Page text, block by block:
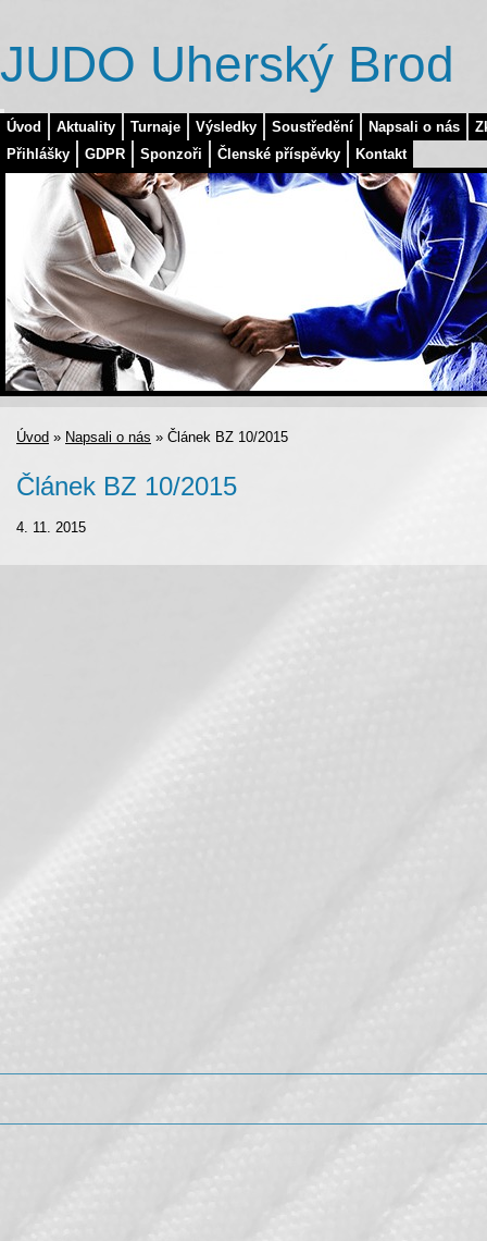
Úvod Aktuality Turnaje Výsledky Soustředění Napsali o nás
Přihlášky
GDPR Sponzoři Členské příspěvky Kontakt
JUDO Uherský Brod
Úvod » Napsali o nás » Článek BZ 10/2015
Článek BZ 10/2015
4. 11. 2015